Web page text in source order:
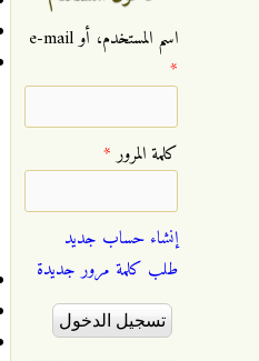
‏اسم المستخدم، أو e-mail
*
‏كلمة المرور ‏*
إنشاء حساب جديد
طلب كلمة مرور جديدة